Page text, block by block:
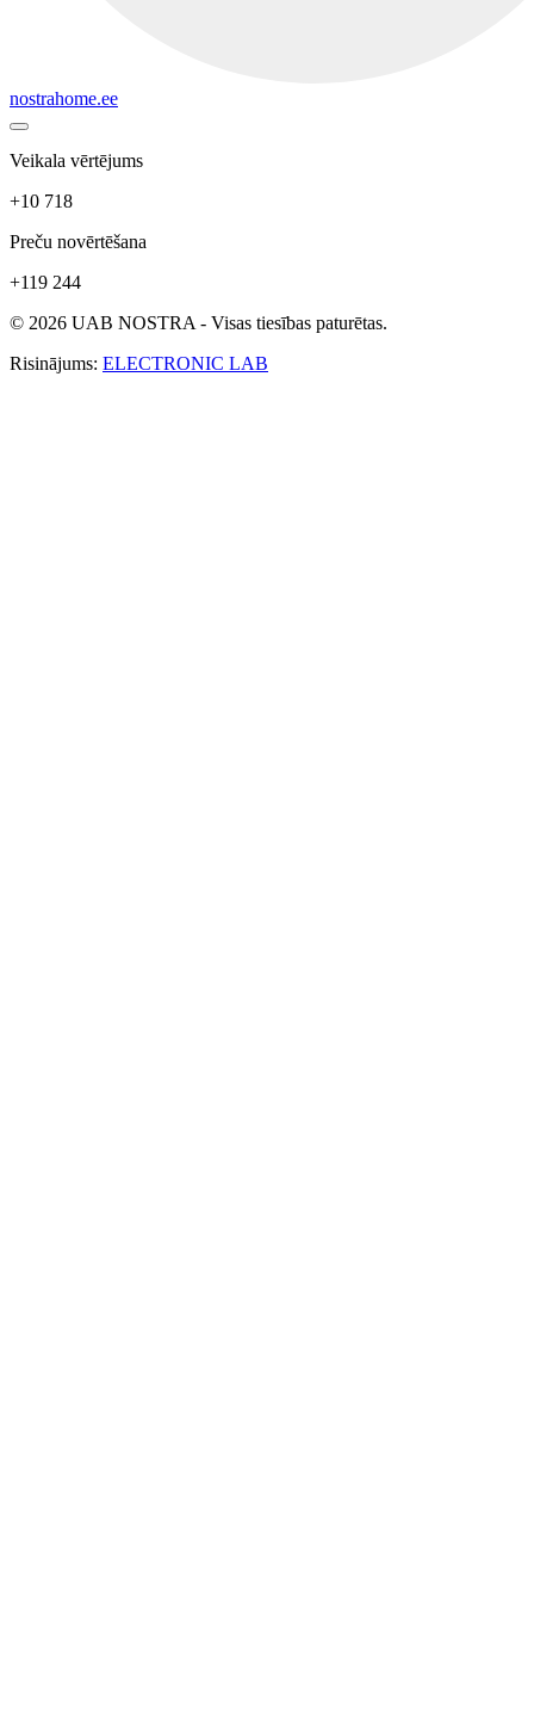
nostrahome.ee
Veikala vērtējums
+10 718
Preču novērtēšana
+119 244
© 2026 UAB NOSTRA - Visas tiesības paturētas.
Risinājums: ELECTRONIC LAB